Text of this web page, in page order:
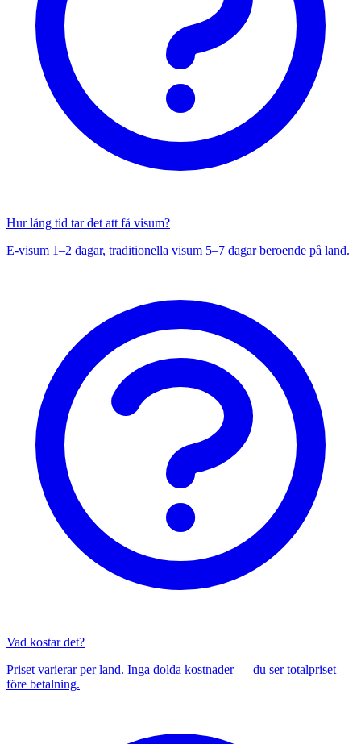
Hur lång tid tar det att få visum?
E-visum 1–2 dagar, traditionella visum 5–7 dagar beroende på land.
Vad kostar det?
Priset varierar per land. Inga dolda kostnader — du ser totalpriset
före betalning.